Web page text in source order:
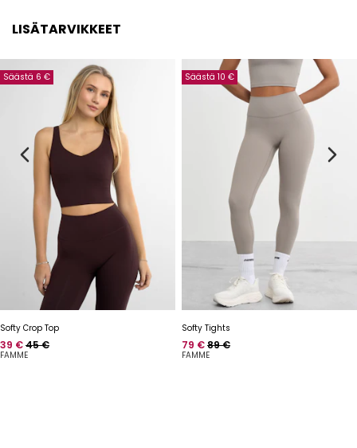
LISÄTARVIKKEET
Säästä 6 €
Softy Crop Top
Hinta
39 €Normaalihinta
45 €
FAMME
Säästä 10 €
Softy Tights
Hinta
79 €Normaalihinta
89 €
FAMME